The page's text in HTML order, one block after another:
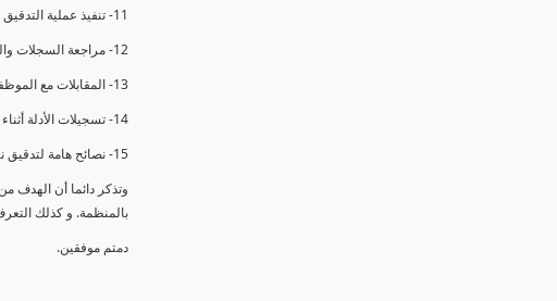
11- تنفيذ عملية التدقيق الداخلي والاجتماع الافتتاحي.
12- مراجعة السجلات والوثائق.
13- المقابلات مع الموظفين ومراقبة الانشطة والمرافق.
14- تسجيلات الأدلة أثناء التدقيق.
15- نصائح هامة لتدقيق ناجح.
وتذكر دائما أن الهدف
بالمنظمة. و كذلك
دمتم موفقين.